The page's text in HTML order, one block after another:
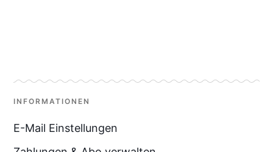
INFORMATIONEN
E-Mail Einstellungen